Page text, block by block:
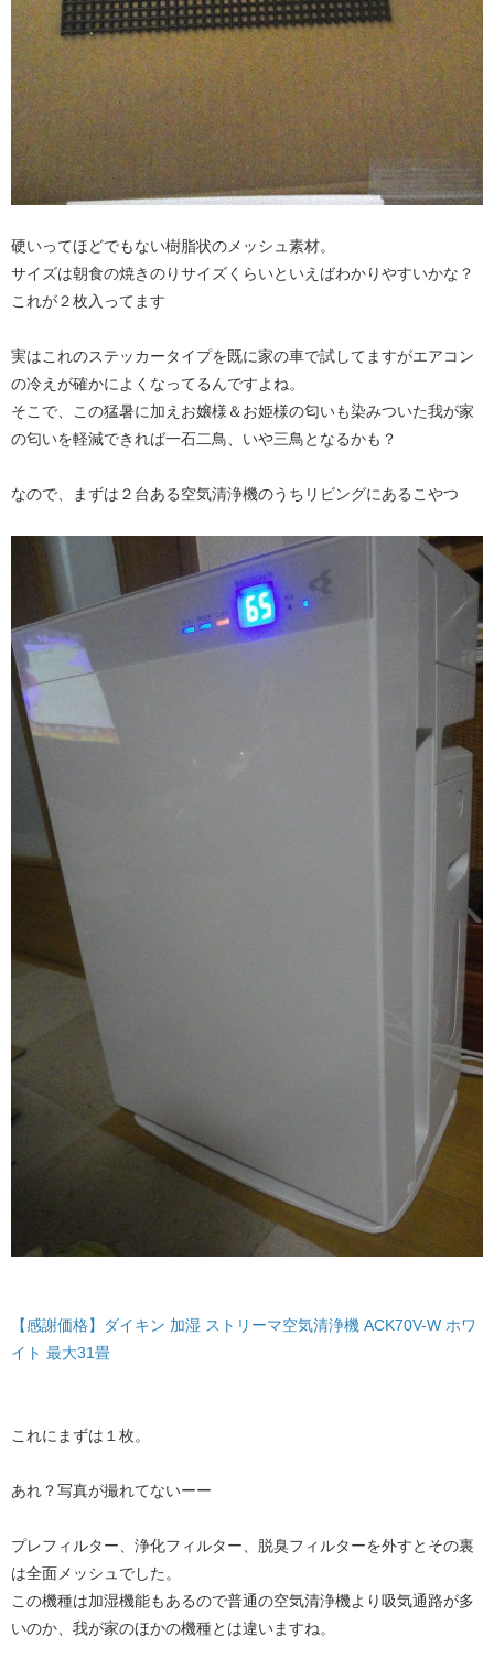
硬いってほどでもない樹脂状のメッシュ素材。
サイズは朝食の焼きのりサイズくらいといえばわかりやすいかな？
これが２枚入ってます
実はこれのステッカータイプを既に家の車で試してますがエアコン
の冷えが確かによくなってるんですよね。
そこで、この猛暑に加えお嬢様＆お姫様の匂いも染みついた我が家
の匂いを軽減できれば一石二鳥、いや三鳥となるかも？
なので、まずは２台ある空気清浄機のうちリビングにあるこやつ
【感謝価格】ダイキン 加湿 ストリーマ空気清浄機 ACK70V-W ホワ
イト 最大31畳
これにまずは１枚。
あれ？写真が撮れてないーー
プレフィルター、浄化フィルター、脱臭フィルターを外すとその裏
は全面メッシュでした。
この機種は加湿機能もあるので普通の空気清浄機より吸気通路が多
いのか、我が家のほかの機種とは違いますね。